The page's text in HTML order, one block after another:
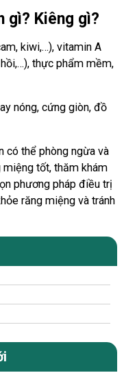
gì? Kiêng gì?
kiwi,…), vitamin A
thực phẩm mềm,
nóng, cứng giòn, đồ
có thể phòng ngừa và
tốt, thăm khám
phương pháp điều trị
răng miệng và tránh